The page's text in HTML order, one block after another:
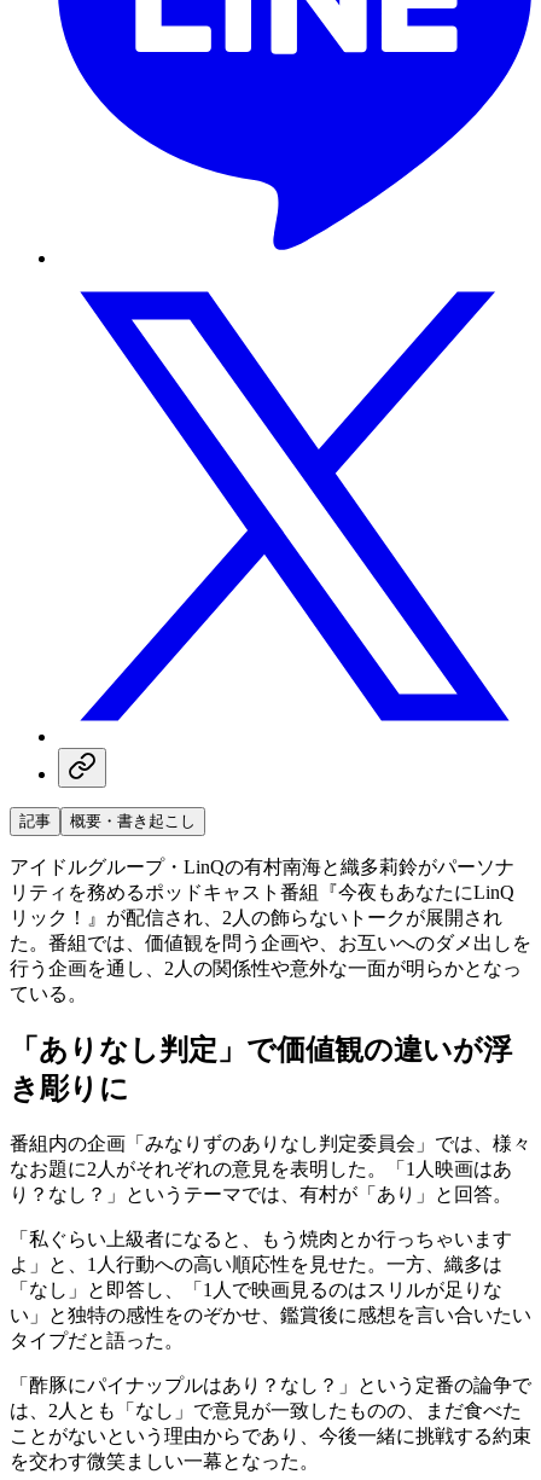
記事 概要・書き起こし
アイドルグループ・LinQの有村南海と織多莉鈴がパーソナ
リティを務めるポッドキャスト番組『今夜もあなたにLinQ
リック！』が配信され、2人の飾らないトークが展開され
た。番組では、価値観を問う企画や、お互いへのダメ出しを
行う企画を通し、2人の関係性や意外な一面が明らかとなっ
ている。
「ありなし判定」で価値観の違いが浮
き彫りに
番組内の企画「みなりずのありなし判定委員会」では、様々
なお題に2人がそれぞれの意見を表明した。「1人映画はあ
り？なし？」というテーマでは、有村が「あり」と回答。
「私ぐらい上級者になると、もう焼肉とか行っちゃいます
よ」と、1人行動への高い順応性を見せた。一方、織多は
「なし」と即答し、「1人で映画見るのはスリルが足りな
い」と独特の感性をのぞかせ、鑑賞後に感想を言い合いたい
タイプだと語った。
「酢豚にパイナップルはあり？なし？」という定番の論争で
は、2人とも「なし」で意見が一致したものの、まだ食べた
ことがないという理由からであり、今後一緒に挑戦する約束
を交わす微笑ましい一幕となった。